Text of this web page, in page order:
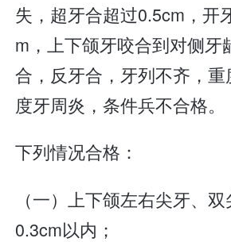
失，超牙合超过0.5cm，开
m，上下颌牙咬合到对侧牙
合，反牙合，牙列不齐，重
度牙周炎，条件兵不合格。
下列情况合格：
（一）上下颌左右尖牙、
0.3cm以内；